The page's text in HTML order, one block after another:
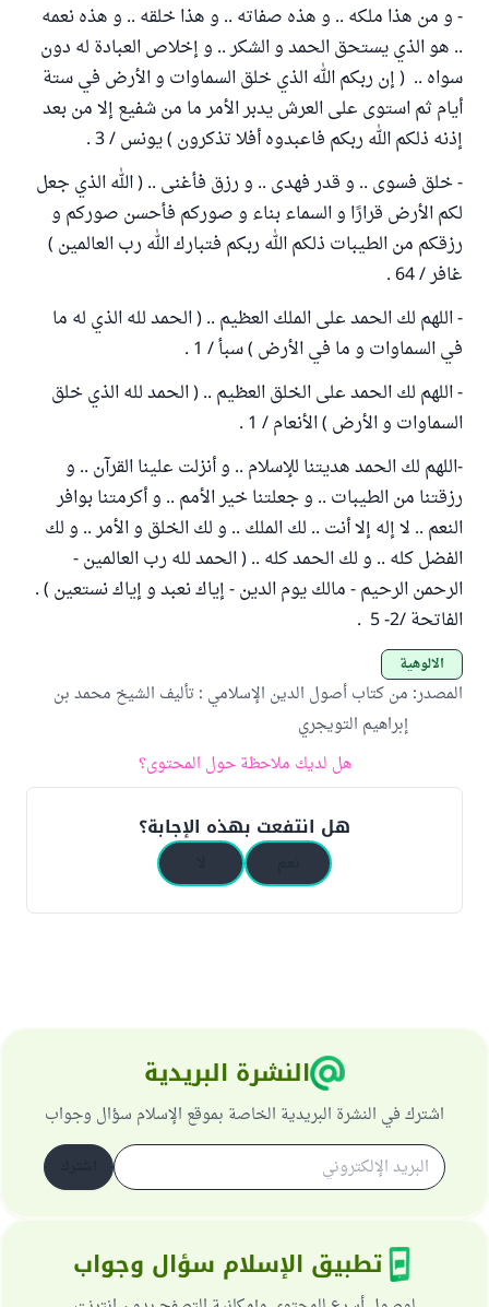
- و من هذا ملكه .. و هذه صفاته .. و هذا خلقه .. و هذه نعمه
.. هو الذي يستحق الحمد و الشكر .. و إخلاص العبادة له دون
سواه .. ( إن ربكم الله الذي خلق السماوات و الأرض في ستة
أيام ثم استوى على العرش يدبر الأمر ما من شفيع إلا من بعد
إذنه ذلكم الله ربكم فاعبدوه أفلا تذكرون ) يونس / 3 .
- خلق فسوى .. و قدر فهدى .. و رزق فأغنى .. ( الله الذي جعل
لكم الأرض قرارًا و السماء بناء و صوركم فأحسن صوركم و
رزقكم من الطيبات ذلكم الله ربكم فتبارك الله رب العالمين )
غافر / 64 .
- اللهم لك الحمد على الملك العظيم .. ( الحمد لله الذي له ما
في السماوات و ما في الأرض ) سبأ / 1 .
- اللهم لك الحمد على الخلق العظيم .. ( الحمد لله الذي خلق
السماوات و الأرض ) الأنعام / 1 .
-اللهم لك الحمد هديتنا للإسلام .. و أنزلت علينا القرآن .. و
رزقتنا من الطيبات .. و جعلتنا خير الأمم .. و أكرمتنا بوافر
النعم .. لا إله إلا أنت .. لك الملك .. و لك الخلق و الأمر .. و لك
الفضل كله .. و لك الحمد كله .. ( الحمد لله رب العالمين -
الرحمن الرحيم - مالك يوم الدين - إياك نعبد و إياك نستعين ) .
الفاتحة /2- 5 .
الألوهية
المصدر: من كتاب أصول الدين الإسلامي : تأليف الشيخ محمد بن
إبراهيم التويجري
هل لديك ملاحظة حول المحتوى؟
هل انتفعت بهذه الإجابة؟
النشرة البريدية
اشترك في النشرة البريدية الخاصة بموقع الإسلام سؤال وجواب
تطبيق الإسلام سؤال وجواب